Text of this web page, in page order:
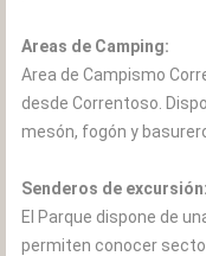
Areas de Camping:
Area de Campismo
desde Correntoso.
mesón, fogón y
Senderos de excursión:
El Parque dispone de
permiten conocer